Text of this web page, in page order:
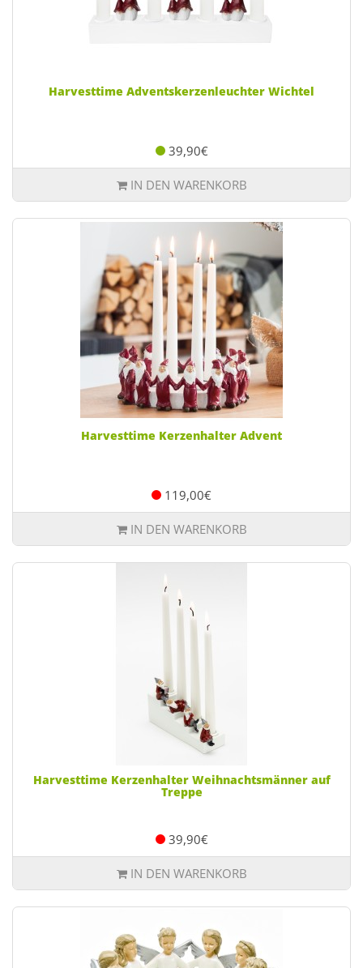
Harvesttime Adventskerzenleuchter Wichtel
39,90€
IN DEN WARENKORB
Harvesttime Kerzenhalter Advent
119,00€
IN DEN WARENKORB
Harvesttime Kerzenhalter Weihnachtsmänner auf
Treppe
39,90€
IN DEN WARENKORB